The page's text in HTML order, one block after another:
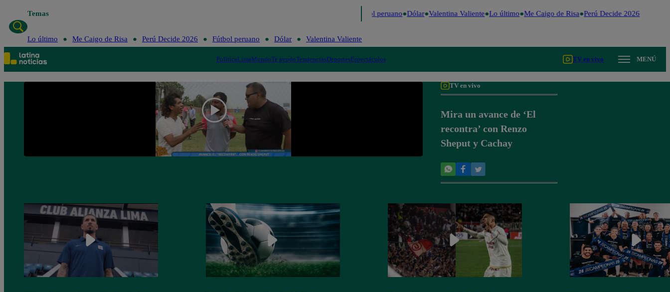
Temas Fútbol peruano Dólar Valentina Valiente Lo último Me Caigo de Risa Perú Decide 2026
Lo último Me Caigo de Risa Perú Decide 2026 Fútbol peruano Dólar Valentina Valiente
PolíticaLimaMundoTe ayudoTendenciasDeportesEspectáculos TV en vivo MENÚ
TV en vivo
Mira un avance de ‘El
recontra’ con Renzo
Sheput y Cachay